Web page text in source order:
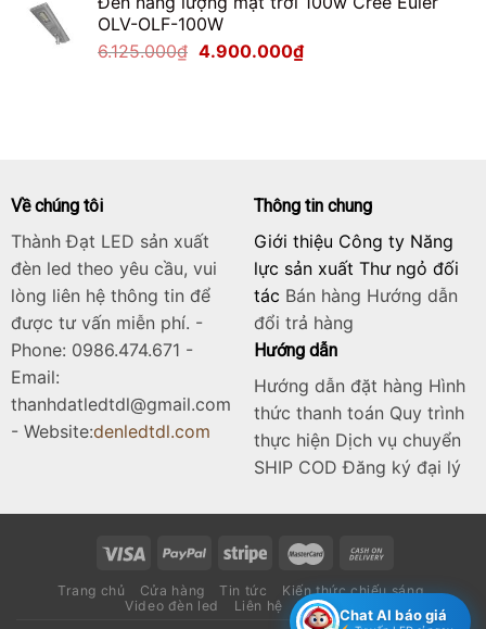
là:
2.125.000₫.
tại
1.700.000₫.
OLV-OLF-100W
6.125.000₫ Giá
4.900.000₫Giá
Về chúng tôi
Thành Đạt LED sản xuất
đèn led theo yêu cầu, vui
lòng liên hệ thông tin để
được tư vấn miễn phí. -
Phone: 0986.474.671 -
Email:
thanhdatledtdl@gmail.com
- Website:denledtdl.com
Thông tin chung
Giới thiệu Công ty Năng
lực sản xuất Thư ngỏ đối
tác Bán hàng Hướng dẫn
đổi trả hàng
Hướng dẫn
Hướng dẫn đặt hàng Hình
thức thanh toán Quy trình
thực hiện Dịch vụ chuyển
SHIP COD Đăng ký đại lý
Trang chủ Cửa hàng Tin tức
Kiến thức chiếu sáng
Video đèn led
Liên hệ CatalogueChat AI báo giá